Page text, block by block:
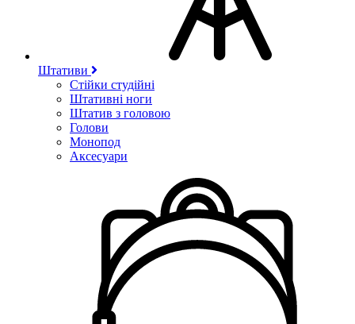
Штативи
Стійки студійні
Штативні ноги
Штатив з головою
Голови
Монопод
Аксесуари